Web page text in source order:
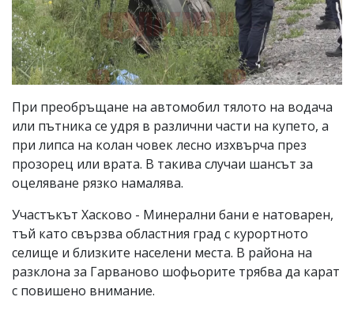
При преобръщане на автомобил тялото на водача
или пътника се удря в различни части на купето, а
при липса на колан човек лесно изхвърча през
прозорец или врата. В такива случаи шансът за
оцеляване рязко намалява.
Участъкът Хасково - Минерални бани е натоварен,
тъй като свързва областния град с курортното
селище и близките населени места. В района на
разклона за Гарваново шофьорите трябва да карат
с повишено внимание.